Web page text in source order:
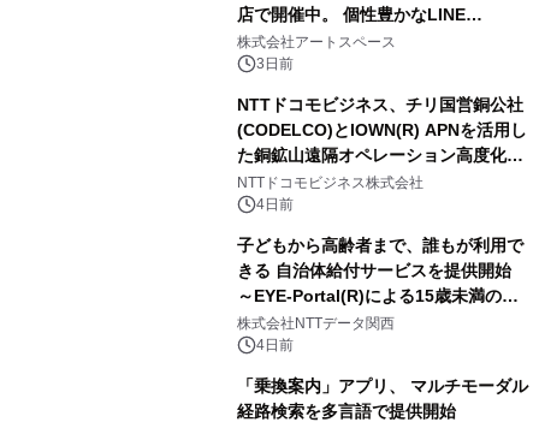
店で開催中。 個性豊かなLINE
FRIENDSの仲間たちが インテリアア
ートとして新たな魅力を発信。
株式会社アートスペース
3日前
NTTドコモビジネス、チリ国営銅公社
(CODELCO)とIOWN(R) APNを活用し
た銅鉱山遠隔オペレーション高度化に
向けた調査・実証を開始
NTTドコモビジネス株式会社
4日前
子どもから高齢者まで、誰もが利用で
きる 自治体給付サービスを提供開始
～EYE-Portal(R)による15歳未満の本
人認証と デジタルデバイド対策で実現
～
株式会社NTTデータ関西
4日前
「乗換案内」アプリ、 マルチモーダル
経路検索を多言語で提供開始